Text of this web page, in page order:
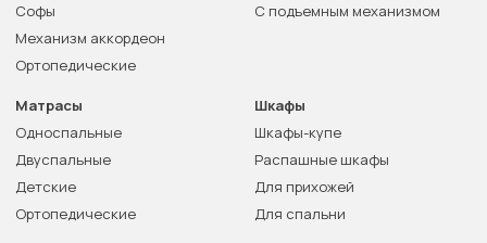
Софы
Механизм аккордеон
Ортопедические
С подъемным механизмом
Матрасы
Односпальные
Двуспальные
Детские
Ортопедические
Шкафы
Шкафы-купе
Распашные шкафы
Для прихожей
Для спальни